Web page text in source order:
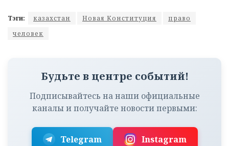
Тэги: казахстан Новая Конституция
право
человек
Будьте в центре событий!
Подписывайтесь на наши официальные
каналы и получайте новости первыми:
Telegram Instagram